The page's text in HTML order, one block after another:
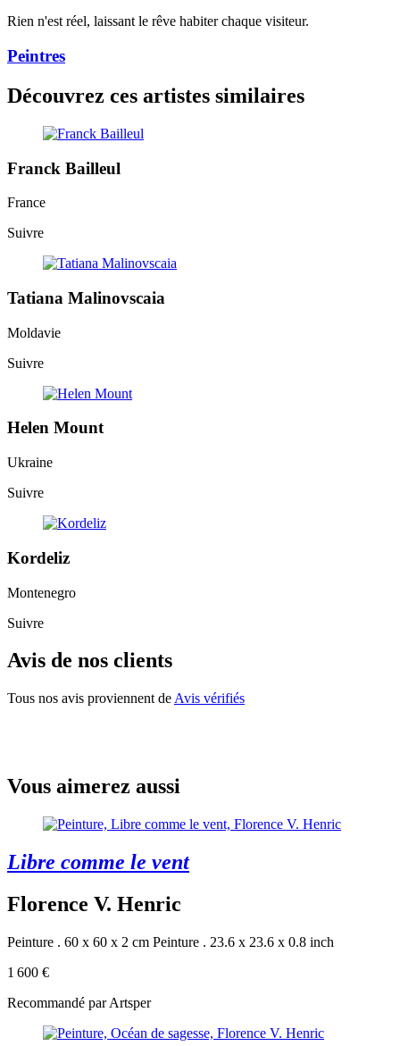
Rien n'est réel, laissant le rêve habiter chaque visiteur.
Peintres
Découvrez ces artistes similaires
Franck Bailleul
France
Suivre
Tatiana Malinovscaia
Moldavie
Suivre
Helen Mount
Ukraine
Suivre
Kordeliz
Montenegro
Suivre
Avis de nos clients
Tous nos avis proviennent de Avis vérifiés
Vous aimerez aussi
Libre comme le vent
Florence V. Henric
Peinture . 60 x 60 x 2 cm Peinture . 23.6 x 23.6 x 0.8 inch
1 600 €
Recommandé par Artsper